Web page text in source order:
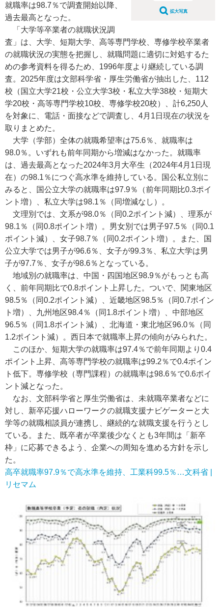
拡大写真
就職率は98.7％で調査開始以降、
過去最高となった。
「大学等卒業者の就職状況調
査」は、大学、短期大学、高等専門学校、専修学校卒業者
の就職状況の実態を把握し、就職問題に適切に対処するた
めの参考資料を得るため、1996年度より継続している調
査。2025年度は文部科学省・厚生労働省が抽出した、112
校（国立大学21校・公立大学3校・私立大学38校・短期大
学20校・高等専門学校10校、専修学校20校）、計6,250人
を対象に、電話・面接などで調査し、4月1日現在の状況を
取りまとめた。
大学（学部）全体の就職希望率は75.6％、就職率は
98.0％。いずれも前年同期から増減はなかった。就職率
は、過去最高となった2024年3月大卒生（2024年4月1日現
在）の98.1％につぐ高水準を維持している。国公私立別に
みると、国公立大学の就職率は97.9％（前年同期比0.3ポイ
ント増）、私立大学は98.1％（同増減なし）。
文理別では、文系が98.0％（同0.2ポイント減）、理系が
98.1％（同0.8ポイント増）。男女別では男子97.5％（同0.1
ポイント減）、女子98.7％（同0.2ポイント増）。また、国
公立大学では男子が96.6％、女子が99.3％、私立大学は男
子が97.7％、女子が98.6％となっている。
地域別の就職率は、中国・四国地区98.9％がもっとも高
く、前年同期比で0.8ポイント上昇した。ついで、関東地区
98.5％（同0.2ポイント減）、近畿地区98.5％（同0.7ポイン
ト増）、九州地区98.4％（同1.8ポイント増）、中部地区
96.5％（同1.8ポイント減）、北海道・東北地区96.0％（同
1.2ポイント減）。西日本で就職率上昇の傾向がみられた。
このほか、短期大学の就職率は97.4％で前年同期より0.4
ポイント上昇、高等専門学校の就職率は99.2％で0.4ポイン
ト低下。専修学校（専門課程）の就職率は98.6％で0.6ポイ
ント減となった。
なお、文部科学省と厚生労働省は、未就職卒業者などに
対し、新卒応援ハローワークの就職支援ナビゲーターと大
学等の就職相談員が連携し、継続的な就職支援を行うとし
ている。また、既卒者が卒業後少なくとも3年間は「新卒
枠」に応募できるよう、企業への周知を進める方針を示し
た。
高卒就職率97.9％で高水準を維持、工業科99.5％…文科省 |
リセマム